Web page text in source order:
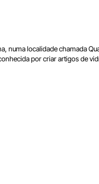
numa localidade chamada
por criar artigos de